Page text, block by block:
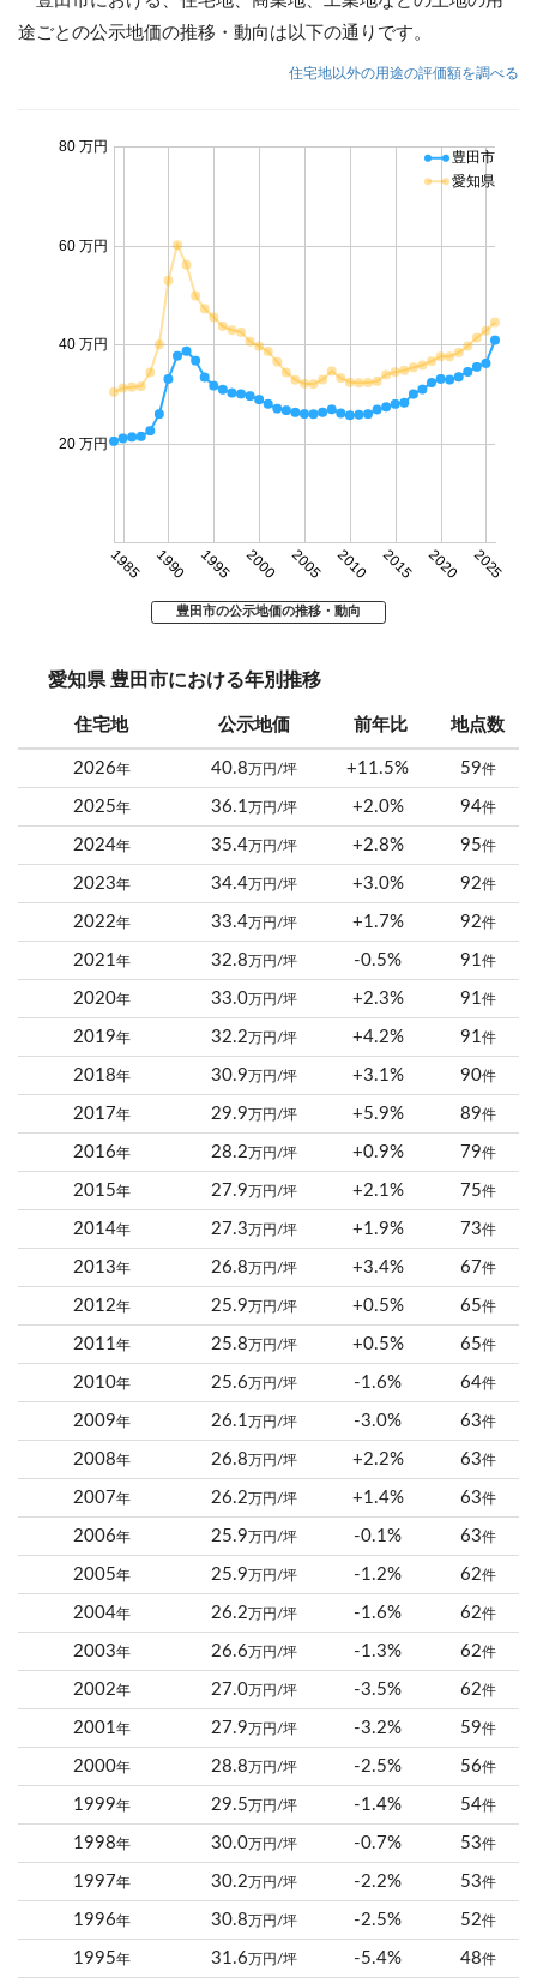
途ごとの公示地価の推移・動向は以下の通りです。
住宅地以外の用途の評価額を調べる
1985 1990 1995 2000 2005 2010 2015 2020 2025
20 万円
40 万円
60 万円
80 万円
豊田市
愛知県
豊田市の公示地価の推移・動向
愛知県 豊田市における年別推移
住宅地 公示地価 前年比 地点数
2026年 40.8 万円/坪 +11.5% 59件
2025年 36.1 万円/坪 +2.0% 94件
2024年 35.4 万円/坪 +2.8% 95件
2023年 34.4 万円/坪 +3.0% 92件
2022年 33.4 万円/坪 +1.7% 92件
2021年 32.8 万円/坪 -0.5% 91件
2020年 33.0 万円/坪 +2.3% 91件
2019年 32.2 万円/坪 +4.2% 91件
2018年 30.9 万円/坪 +3.1% 90件
2017年 29.9 万円/坪 +5.9% 89件
2016年 28.2 万円/坪 +0.9% 79件
2015年 27.9 万円/坪 +2.1% 75件
2014年 27.3 万円/坪 +1.9% 73件
2013年 26.8 万円/坪 +3.4% 67件
2012年 25.9 万円/坪 +0.5% 65件
2011年 25.8 万円/坪 +0.5% 65件
2010年 25.6 万円/坪 -1.6% 64件
2009年 26.1 万円/坪 -3.0% 63件
2008年 26.8 万円/坪 +2.2% 63件
2007年 26.2 万円/坪 +1.4% 63件
2006年 25.9 万円/坪 -0.1% 63件
2005年 25.9 万円/坪 -1.2% 62件
2004年 26.2 万円/坪 -1.6% 62件
2003年 26.6 万円/坪 -1.3% 62件
2002年 27.0 万円/坪 -3.5% 62件
2001年 27.9 万円/坪 -3.2% 59件
2000年 28.8 万円/坪 -2.5% 56件
1999年 29.5 万円/坪 -1.4% 54件
1998年 30.0 万円/坪 -0.7% 53件
1997年 30.2 万円/坪 -2.2% 53件
1996年 30.8 万円/坪 -2.5% 52件
1995年 31.6 万円/坪 -5.4% 48件